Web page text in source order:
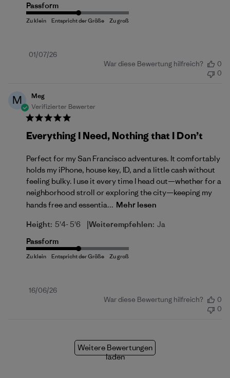
Passform
Veröffentlichungsdatum
01/07/26
War diese Bewertung hilfreich?
0
0
M
Meg
Verifizierter Bewerter
Everything I Need, Nothing that I Don’t
Perfect for my San Francisco adventures. It comfortably
holds my iPhone, house key, ID, and a little cash without
feeling bulky. I use it every time I head out—whether for a
neighborhood stroll or exploring the city—keeping my
hands free and essentia... Mehr lesen
Height: 5'4- 5'6 |Weiterempfehlen: Ja
Passform
Veröffentlichungsdatum
16/06/26
War diese Bewertung hilfreich?
0
0
Weitere Bewertungen
laden